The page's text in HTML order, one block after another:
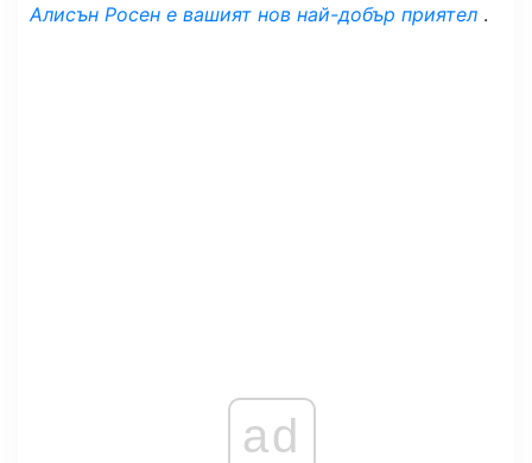
Алисън Росен е вашият нов най-добър приятел .
ad